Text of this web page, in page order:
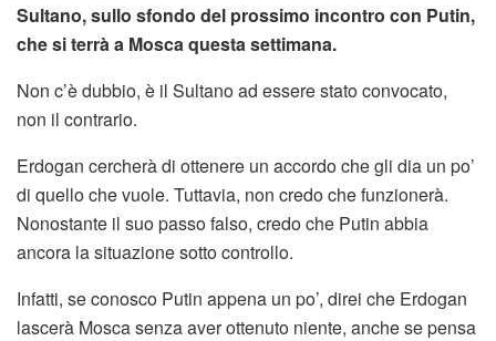
Sultano, sullo sfondo del prossimo incontro con Putin,
che si terrà a Mosca questa settimana.
Non c’è dubbio, è il Sultano ad essere stato convocato,
non il contrario.
Erdogan cercherà di ottenere un accordo che gli dia un po’
di quello che vuole. Tuttavia, non credo che funzionerà.
Nonostante il suo passo falso, credo che Putin abbia
ancora la situazione sotto controllo.
Infatti, se conosco Putin appena un po’, direi che Erdogan
lascerà Mosca senza aver ottenuto niente, anche se pensa